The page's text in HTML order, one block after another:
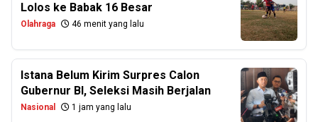
Lolos ke Babak 16 Besar
Olahraga 46 menit yang lalu
Istana Belum Kirim Surpres Calon
Gubernur BI, Seleksi Masih Berjalan
Nasional 1 jam yang lalu